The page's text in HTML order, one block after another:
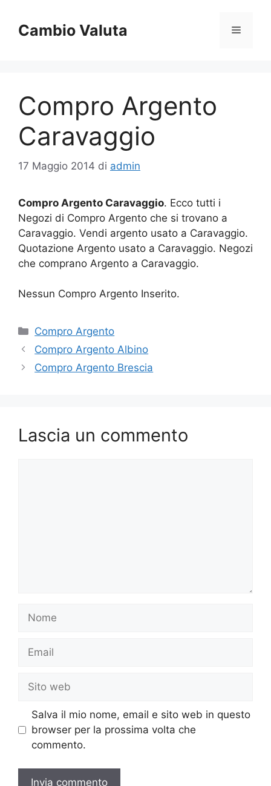
contenuto
Cambio Valuta Menu
Compro Argento
Caravaggio
17 Maggio 2014 di admin
Compro Argento Caravaggio. Ecco tutti i
Negozi di Compro Argento che si trovano a
Caravaggio. Vendi argento usato a Caravaggio.
Quotazione Argento usato a Caravaggio. Negozi
che comprano Argento a Caravaggio.
Nessun Compro Argento Inserito.
Categorie
Compro Argento
Compro Argento Albino
Compro Argento Brescia
Lascia un commento
Nome
Email
Sito
web
Salva il mio nome, email e sito web in questo
browser per la prossima volta che
commento.